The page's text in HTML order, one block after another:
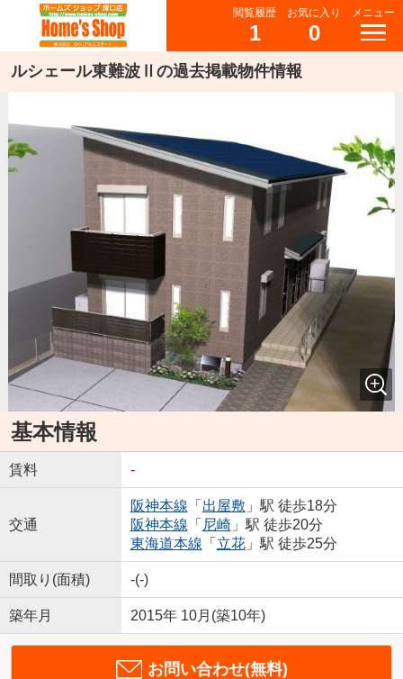
閲覧履歴
1
お気に入り
0
メニュー
ルシェール東難波Ⅱの過去掲載物件情報
基本情報
賃料 -
交通
阪神本線 「 出屋敷 」駅 徒歩18分
阪神本線 「 尼崎」駅 徒歩20分
東海道本線 「 立花」駅 徒歩25分
間取り(面積) -(-)
築年月 2015年 10月(築10年)
お問い合わせ(無料)